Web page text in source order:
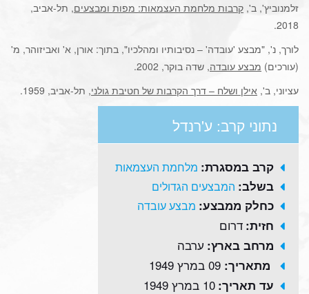
זלמנוביץ', ב', קרבות מלחמת העצמאות: מפות ומבצעים, תל-אביב,
2018.
לורך, נ', "מבצע 'עובדה' – נסיבותיו ומהלכיו", בתוך: אורן, א' ואביזוהר, מ'
(עורכים) מבצע עובדה, שדה בוקר, 2002.
עציוני, ב', אילן ושלח – דרך הקרבות של חטיבת גולני, תל-אביב, 1959.
נתוני קרב: ע'רנדל
קרב במסגרת: מלחמת העצמאות
בשלב: המבצעים הגדולים
כחלק ממבצע: מבצע עובדה
חזית: דרום
מרחב בארץ: ערבה
מתאריך: 09 במרץ 1949
עד תאריך: 10 במרץ 1949